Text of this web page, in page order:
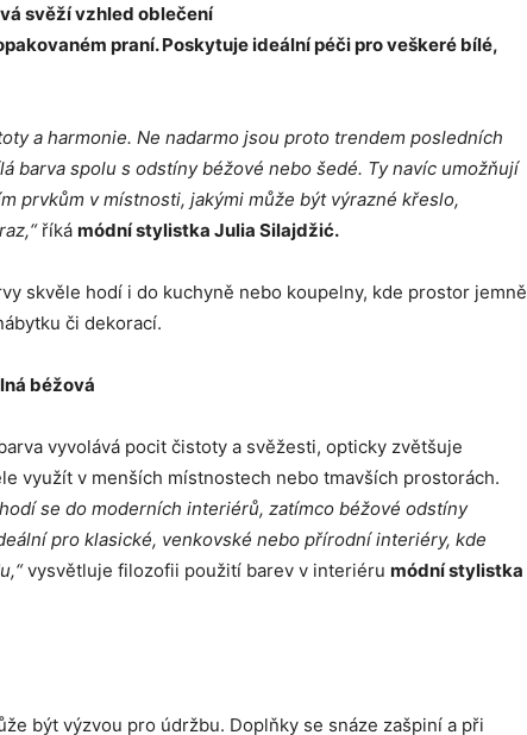
svěží vzhled oblečení
praní. Poskytuje ideální péči pro veškeré bílé,
a harmonie. Ne nadarmo jsou proto trendem posledních
barva spolu s odstíny béžové nebo šedé. Ty navíc umožňují
prvkům v místnosti, jakými může být výrazné křeslo,
říká módní stylistka Julia Silajdžić.
skvěle hodí i do kuchyně nebo koupelny, kde prostor jemně
či dekorací.
béžová
vyvolává pocit čistoty a svěžesti, opticky zvětšuje
využít v menších místnostech nebo tmavších prostorách.
se do moderních interiérů, zatímco béžové odstíny
pro klasické, venkovské nebo přírodní interiéry, kde
vysvětluje filozofii použití barev v interiéru módní stylistka
být výzvou pro údržbu. Doplňky se snáze zašpiní a při